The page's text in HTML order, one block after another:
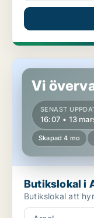
Butikslokal i Askim-
Vi
SENAST
16:07 • 13
Skapad 4 mo
Butikslokal i
Butikslokal att